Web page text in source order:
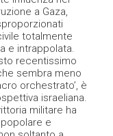
a Gaza,
totalmente
e intrappolata.
recentissimo
sembra meno
orchestrato’, è
israeliana.
militare ha
e